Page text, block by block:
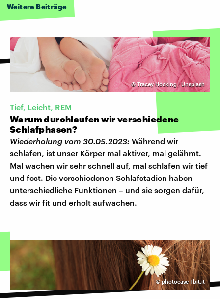
Weitere Beiträge
©Tracey Hocking | Unsplash
Tief, Leicht, REM
Warum durchlaufen wir verschiedene
Schlafphasen?
Wiederholung vom 30.05.2023: Während wir
schlafen, ist unser Körper mal aktiver, mal gelähmt.
Mal wachen wir sehr schnell auf, mal schlafen wir tief
und fest. Die verschiedenen Schlafstadien haben
unterschiedliche Funktionen – und sie sorgen dafür,
dass wir fit und erholt aufwachen.
©photocase I bit.it